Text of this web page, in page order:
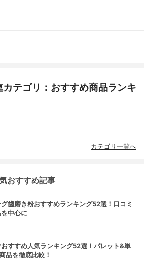
カテゴリ：おすすめ商品ランキ
カテゴリ一覧へ
おすすめ記事
歯磨き粉おすすめランキング52選！口コミ
中心に
すすめ人気ランキング52選！パレット&単
品を徹底比較！